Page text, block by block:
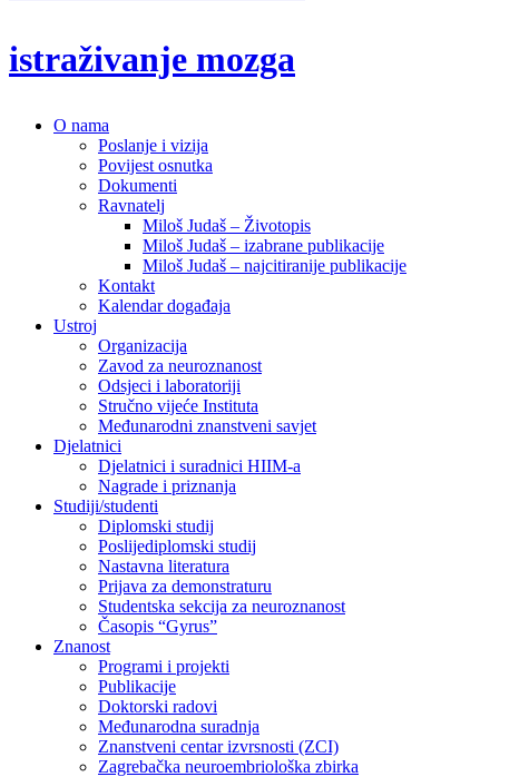
istraživanje mozga
O nama
Poslanje i vizija
Povijest osnutka
Dokumenti
Ravnatelj
Miloš Judaš – Životopis
Miloš Judaš – izabrane publikacije
Miloš Judaš – najcitiranije publikacije
Kontakt
Kalendar događaja
Ustroj
Organizacija
Zavod za neuroznanost
Odsjeci i laboratoriji
Stručno vijeće Instituta
Međunarodni znanstveni savjet
Djelatnici
Djelatnici i suradnici HIIM-a
Nagrade i priznanja
Studiji/studenti
Diplomski studij
Poslijediplomski studij
Nastavna literatura
Prijava za demonstraturu
Studentska sekcija za neuroznanost
Časopis “Gyrus”
Znanost
Programi i projekti
Publikacije
Doktorski radovi
Međunarodna suradnja
Znanstveni centar izvrsnosti (ZCI)
Zagrebačka neuroembriološka zbirka